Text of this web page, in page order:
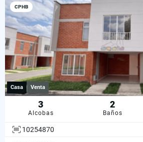
CPHB
Casa Venta
3
Alcobas
2
Baños
10254870